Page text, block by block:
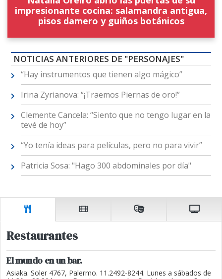
impresionante cocina: salamandra antigua,
pisos damero y guiños botánicos
NOTICIAS ANTERIORES DE "PERSONAJES"
“Hay instrumentos que tienen algo mágico”
Irina Zyrianova: “¡Traemos Piernas de oro!”
Clemente Cancela: “Siento que no tengo lugar en la
tevé de hoy”
“Yo tenía ideas para películas, pero no para vivir”
Patricia Sosa: "Hago 300 abdominales por día"
Restaurantes
El mundo en un bar.
Asiaka. Soler 4767, Palermo. 11.2492-8244. Lunes a sábados de